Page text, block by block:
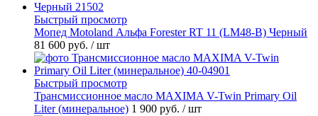
Быстрый просмотр
Мопед Motoland Альфа Forester RT 11 (LM48-B) Черный
81 600 руб. / шт
Быстрый просмотр
Трансмиссионное масло MAXIMA V-Twin Primary Oil
Liter (минеральное) 1 900 руб. / шт